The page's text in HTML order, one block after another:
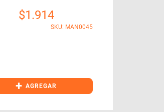
$1.914
SKU: MAN0045
+ AGREGAR